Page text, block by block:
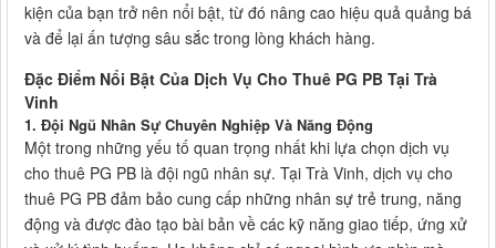
kiện của bạn trở nên nổi bật, từ đó nâng cao hiệu quả quảng bá
và để lại ấn tượng sâu sắc trong lòng khách hàng.
Đặc Điểm Nổi Bật Của Dịch Vụ Cho Thuê PG PB Tại Trà
Vinh
1. Đội Ngũ Nhân Sự Chuyên Nghiệp Và Năng Động
Một trong những yếu tố quan trọng nhất khi lựa chọn dịch vụ
cho thuê PG PB là đội ngũ nhân sự. Tại Trà Vinh, dịch vụ cho
thuê PG PB đảm bảo cung cấp những nhân sự trẻ trung, năng
động và được đào tạo bài bản về các kỹ năng giao tiếp, ứng xử